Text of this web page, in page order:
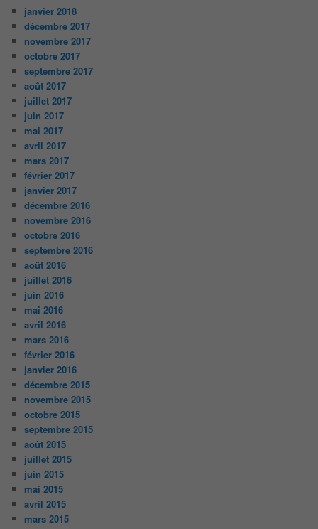
janvier 2018
décembre 2017
novembre 2017
octobre 2017
septembre 2017
août 2017
juillet 2017
juin 2017
mai 2017
avril 2017
mars 2017
février 2017
janvier 2017
décembre 2016
novembre 2016
octobre 2016
septembre 2016
août 2016
juillet 2016
juin 2016
mai 2016
avril 2016
mars 2016
février 2016
janvier 2016
décembre 2015
novembre 2015
octobre 2015
septembre 2015
août 2015
juillet 2015
juin 2015
mai 2015
avril 2015
mars 2015